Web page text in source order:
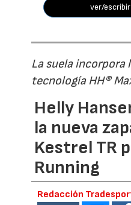
ver/
La suela incorpora
tecnología HH®
Helly
la nueva
Kestrel TR
Running
Redacción